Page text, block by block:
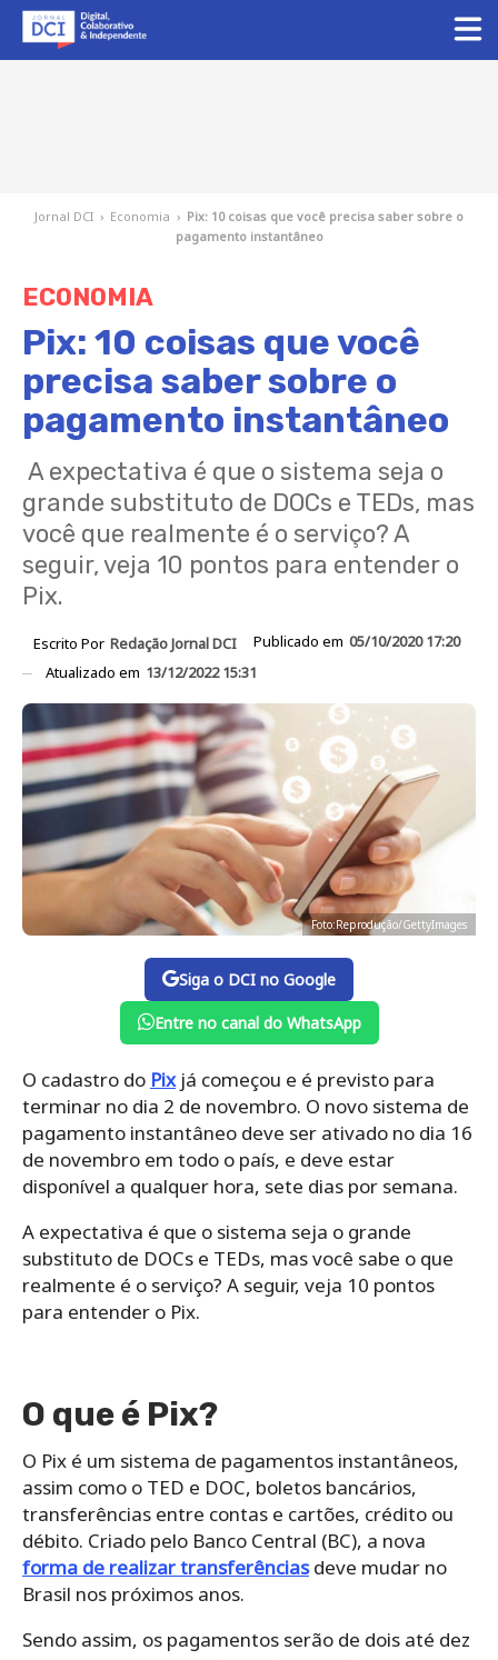
Jornal DCI › Economia › Pix: 10 coisas que você precisa saber sobre o
pagamento instantâneo
ECONOMIA
Pix: 10 coisas que você
precisa saber sobre o
pagamento instantâneo
A expectativa é que o sistema seja o
grande substituto de DOCs e TEDs, mas
você que realmente é o serviço? A
seguir, veja 10 pontos para entender o
Pix.
Escrito Por Redação Jornal DCI Publicado em 05/10/2020 17:20
Atualizado em 13/12/2022 15:31
Foto:Reprodução/GettyImages
Siga o DCI no Google
Entre no canal do WhatsApp
O cadastro do Pixjá começou e é previsto para
terminar no dia 2 de novembro. O novo sistema de
pagamento instantâneo deve ser ativado no dia 16
de novembro em todo o país, e deve estar
disponível a qualquer hora, sete dias por semana.
A expectativa é que o sistema seja o grande
substituto de DOCs e TEDs, mas você sabe o que
realmente é o serviço? A seguir, veja 10 pontos
para entender o Pix.
O que é Pix?
O Pix é um sistema de pagamentos instantâneos,
assim como o TED e DOC, boletos bancários,
transferências entre contas e cartões, crédito ou
débito. Criado pelo Banco Central (BC), a nova
forma de realizar transferênciasdeve mudar no
Brasil nos próximos anos.
Sendo assim, os pagamentos serão de dois até dez